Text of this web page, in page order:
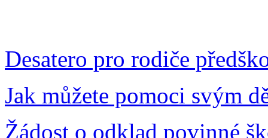
Desatero pro rodiče
Jak můžete pomoci svým
Žádost o odklad povinné